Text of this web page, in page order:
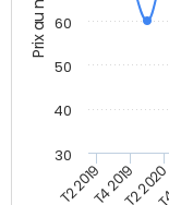
Prix au m2
T2 2019T4 2019T2 2020
30
40
50
60